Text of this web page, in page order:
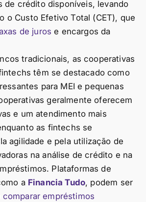
de crédito disponíveis, levando
o Custo Efetivo Total (CET), que
de juros e encargos da
tradicionais, as cooperativas
têm se destacado como
para MEI e pequenas
geralmente oferecem
e um atendimento mais
as fintechs se
agilidade e pela utilização de
na análise de crédito e na
Plataformas de
a Financia Tudo, podem ser
comparar empréstimos